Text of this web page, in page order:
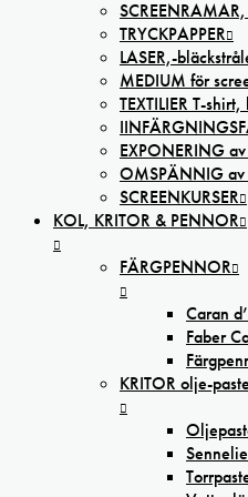
TRYCKPAPPER
LASER,-
MEDIUM för
TEXTILIER T-shirt,
EXPONERING
OMSPÄNNIG av
SCREENKURSER
KOL, KRITOR & PENNOR
FÄRGPENNOR
Caran
Faber
KRITOR olje-